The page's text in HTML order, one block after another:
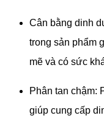
Cân bằng dinh
trong sản phẩm
mẽ và có sức
Phân tan chậm:
giúp cung cấp